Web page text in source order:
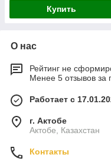
Купить
О нас
Рейтинг не
Менее 5 отзывов за
Работает с
г. Актобе
Актобе, Казахстан
Контакты